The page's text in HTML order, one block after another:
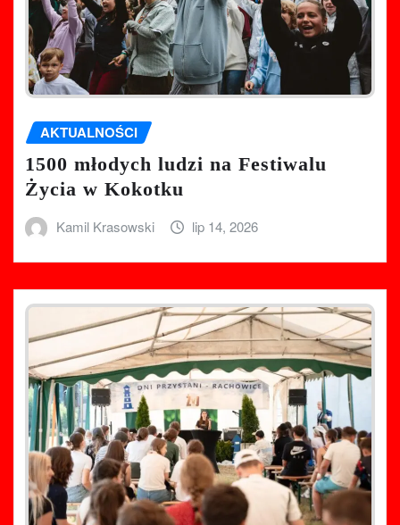
AKTUALNOŚCI
1500 młodych ludzi na Festiwalu
Życia w Kokotku
Kamil Krasowski lip 14, 2026